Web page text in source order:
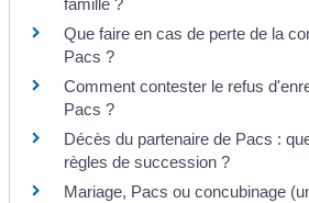
Que faire en cas de perte de la
Pacs ?
Comment contester le refus
Pacs ?
Décès du partenaire de Pacs :
règles de succession ?
Mariage, Pacs ou concubinage